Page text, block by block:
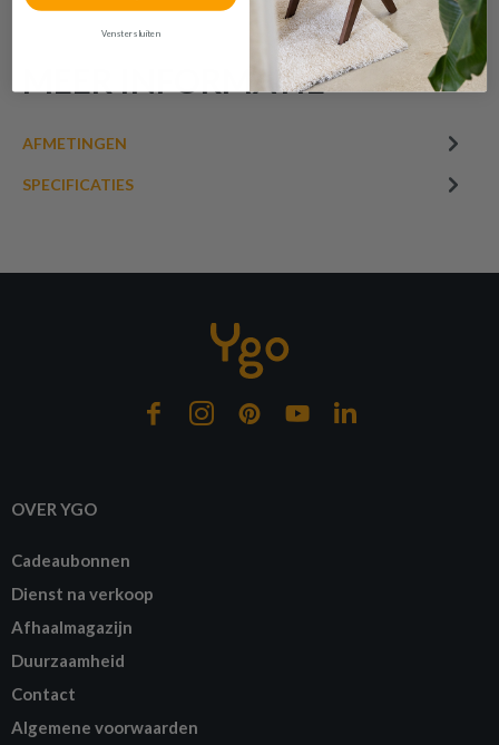
MEER INFORMATIE
AFMETINGEN
SPECIFICATIES
€ 323,20
Prijs per stuk, incl. btw en excl. verzendkosten
OVER YGO
Cadeaubonnen
Dienst na verkoop
Afhaalmagazijn
Duurzaamheid
Contact
Algemene voorwaarden
Venster sluiten